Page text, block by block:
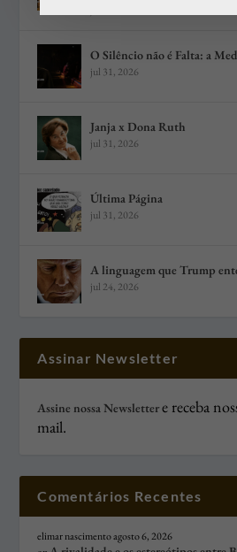
O Silêncio não é Falta: a
jul 31, 2026
Janja x Dona Ruth
jul 31, 2026
Última Página
jul 31, 2026
A linguagem que Trump
jul 24, 2026
Assinar Newsletter
Assine nossa Newslettere receba
mail.
Comentários Recentes
elimar nascimentoagosto 6, 2026